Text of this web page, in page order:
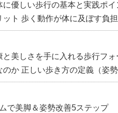
優しい歩行の基本と実践ポイ
ト 歩く動作が体に及ぼす負
美しさを手に入れる歩行フォ
か 正しい歩き方の定義（姿
で美脚＆姿勢改善5ステップ